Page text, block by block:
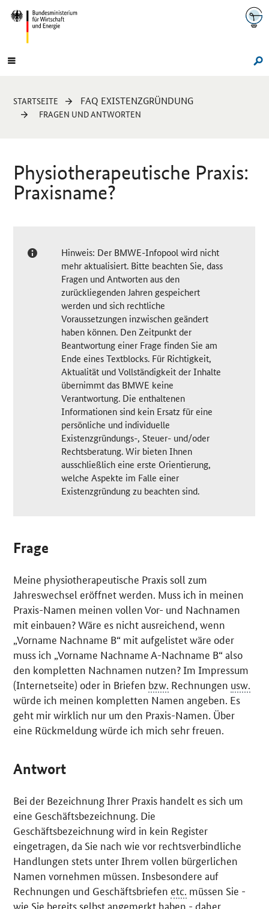
Navigation
Hauptmenü
Sie
sind
STARTSEITE FAQ EXISTENZGRÜNDUNG
FRAGEN UND ANTWORTEN
Physiotherapeutische Praxis:
Praxisname?
Hinweis: Der BMWE-Infopool wird nicht
mehr aktualisiert. Bitte beachten Sie, dass
Fragen und Antworten aus den
zurückliegenden Jahren gespeichert
werden und sich rechtliche
Voraussetzungen inzwischen geändert
haben können. Den Zeitpunkt der
Beantwortung einer Frage finden Sie am
Ende eines Textblocks. Für Richtigkeit,
Aktualität und Vollständigkeit der Inhalte
übernimmt das BMWE keine
Verantwortung. Die enthaltenen
Informationen sind kein Ersatz für eine
persönliche und individuelle
Existenzgründungs-, Steuer- und/oder
Rechtsberatung. Wir bieten Ihnen
ausschließlich eine erste Orientierung,
welche Aspekte im Falle einer
Existenzgründung zu beachten sind.
Frage
Meine physiotherapeutische Praxis soll zum
Jahreswechsel eröffnet werden. Muss ich in meinen
Praxis-Namen meinen vollen Vor- und Nachnamen
mit einbauen? Wäre es nicht ausreichend, wenn
„Vorname Nachname B“ mit aufgelistet wäre oder
muss ich „Vorname Nachname A-Nachname B“ also
den kompletten Nachnamen nutzen? Im Impressum
(Internetseite) oder in Briefen bzw. Rechnungen usw.
würde ich meinen kompletten Namen angeben. Es
geht mir wirklich nur um den Praxis-Namen. Über
eine Rückmeldung würde ich mich sehr freuen.
Antwort
Bei der Bezeichnung Ihrer Praxis handelt es sich um
eine Geschäftsbezeichnung. Die
Geschäftsbezeichnung wird in kein Register
eingetragen, da Sie nach wie vor rechtsverbindliche
Handlungen stets unter Ihrem vollen bürgerlichen
Namen vornehmen müssen. Insbesondere auf
Rechnungen und Geschäftsbriefen etc. müssen Sie -
wie Sie bereits selbst angemerkt haben - daher